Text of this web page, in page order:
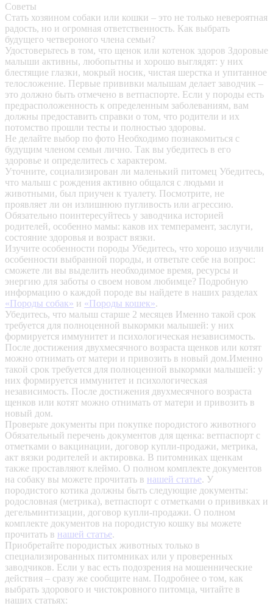
Советы
Стать хозяином собаки или кошки – это не только невероятная
радость, но и огромная ответственность. Как выбрать
будущего четвероного члена семьи?
Удостоверьтесь в том, что щенок или котенок здоров Здоровые
малыши активны, любопытны и хорошо выглядят: у них
блестящие глазки, мокрый носик, чистая шерстка и упитанное
телосложение. Первые прививки малышам делает заводчик –
это должно быть отмечено в ветпаспорте. Если у породы есть
предрасположенность к определенным заболеваниям, вам
должны предоставить справки о том, что родители и их
потомство прошли тесты и полностью здоровы.
Не делайте выбор по фото Необходимо познакомиться с
будущим членом семьи лично. Так вы убедитесь в его
здоровье и определитесь с характером.
Уточните, социализирован ли маленький питомец Убедитесь,
что малыш с рождения активно общался с людьми и
животными, был приучен к туалету. Посмотрите, не
проявляет ли он излишнюю пугливость или агрессию.
Обязательно поинтересуйтесь у заводчика историей
родителей, особенно мамы: каков их темперамент, заслуги,
состояние здоровья и возраст вязки.
Изучите особенности породы Убедитесь, что хорошо изучили
особенности выбранной породы, и ответьте себе на вопрос:
сможете ли вы выделить необходимое время, ресурсы и
энергию для заботы о своем новом любимце? Подробную
информацию о каждой породе вы найдете в наших разделах
«Породы собак» и «Породы кошек».
Убедитесь, что малыш старше 2 месяцев Именно такой срок
требуется для полноценной выкормки малышей: у них
формируется иммунитет и психологическая независимость.
После достижения двухмесячного возраста щенков или котят
можно отнимать от матери и привозить в новый дом.Именно
такой срок требуется для полноценной выкормки малышей: у
них формируется иммунитет и психологическая
независимость. После достижения двухмесячного возраста
щенков или котят можно отнимать от матери и привозить в
новый дом.
Проверьте документы при покупке породистого животного
Обязательный перечень документов для щенка: ветпаспорт с
отметками о вакцинации, договор купли-продажи, метрика,
акт вязки родителей и актировка. В питомниках щенкам
также проставляют клеймо. О полном комплекте документов
на собаку вы можете прочитать в нашей статье. У
породистого котика должны быть следующие документы:
родословная (метрика), ветпаспорт с отметками о прививках и
дегельминтизации, договор купли-продажи. О полном
комплекте документов на породистую кошку вы можете
прочитать в нашей статье.
Приобретайте породистых животных только в
специализированных питомниках или у проверенных
заводчиков. Если у вас есть подозрения на мошеннические
действия – сразу же сообщите нам. Подробнее о том, как
выбрать здорового и чистокровного питомца, читайте в
наших статьях: